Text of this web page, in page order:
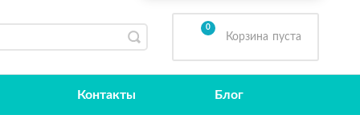
0
Корзина пуста
Контакты Блог